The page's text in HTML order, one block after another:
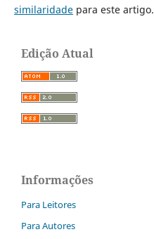
similaridadepara este artigo.
Edição Atual
Informações
Para Leitores
Para Autores